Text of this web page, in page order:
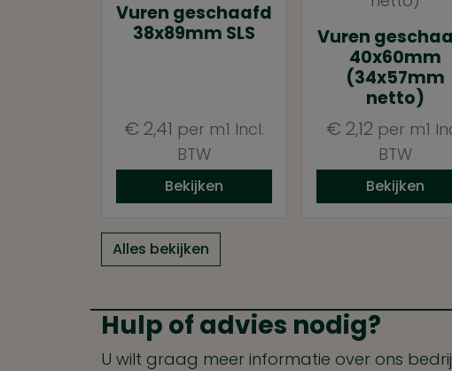
Vuren geschaafd
38x89mm SLS
€ 2,41 per m1 Incl.
BTW
Bekijken
Vuren
40x60mm
(34x57mm
netto)
€ 2,12 per m1
BTW
Bekijken
Alles bekijken
Hulp of advies nodig?
U wilt graag meer informatie over ons